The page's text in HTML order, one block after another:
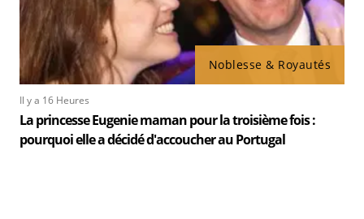
Noblesse & Royautés
Il y a 16 Heures
La princesse Eugenie maman pour la troisième fois :
pourquoi elle a décidé d'accoucher au Portugal